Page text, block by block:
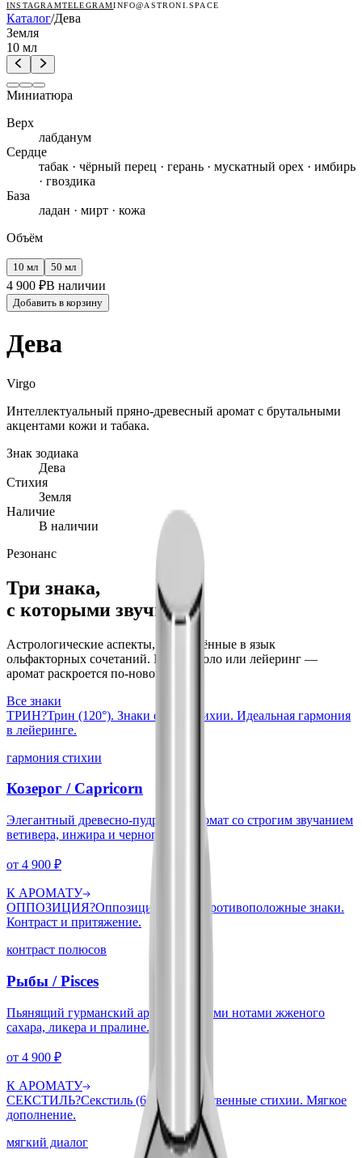
INSTAGRAMTELEGRAMINFO@ASTRONI.SPACE
Каталог/Дева
Земля
10 мл
Миниатюра
Верх
лабданум
Сердце
табак · чёрный перец · герань · мускатный орех · имбирь
· гвоздика
База
ладан · мирт · кожа
Объём
10 мл 50 мл
4 900 ₽В наличии
Добавить в корзину
Дева
Virgo
Интеллектуальный пряно-древесный аромат с брутальными
акцентами кожи и табака.
Знак зодиака
Дева
Стихия
Земля
Наличие
В наличии
Резонанс
Три знака,
с которыми звучит
Астрологические аспекты, переведённые в язык
ольфакторных сочетаний. Носите соло или лейеринг —
аромат раскроется по-новому.
Все знаки
ТРИН?Трин (120°). Знаки одной стихии. Идеальная гармония
в лейеринге.
гармония стихии
Козерог / Capricorn
Элегантный древесно-пудровый аромат со строгим звучанием
ветивера, инжира и черного чая.
от 4 900 ₽
К АРОМАТУ
ОППОЗИЦИЯ?Оппозиция (180°). Противоположные знаки.
Контраст и притяжение.
контраст полюсов
Рыбы /Pisces
Пьянящий гурманский аромат с яркими нотами жженого
сахара, ликера и пралине.
от 4 900 ₽
К АРОМАТУ
СЕКСТИЛЬ?Секстиль (60°). Дружественные стихии. Мягкое
дополнение.
мягкий диалог